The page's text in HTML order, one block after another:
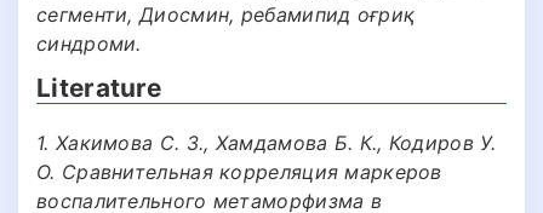
сегменти, Диосмин, ребамипид оғриқ
синдроми.
Literature
1. Хакимова С. З., Хамдамова Б. К., Кодиров У.
О. Сравнительная корреляция маркеров
воспалительного метаморфизма в